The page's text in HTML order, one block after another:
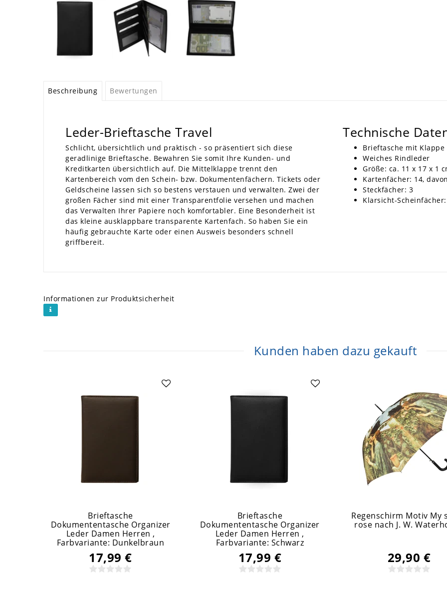
Beschreibung Bewertungen
Leder-Brieftasche Travel
Schlicht, übersichtlich und praktisch - so präsentiert sich diese
geradlinige Brieftasche. Bewahren Sie somit Ihre Kunden- und
Kreditkarten übersichtlich auf. Die Mittelklappe trennt den
Kartenbereich vom den Schein- bzw. Dokumentenfächern. Tickets oder
Geldscheine lassen sich so bestens verstauen und verwalten. Zwei der
großen Fächer sind mit einer Transparentfolie versehen und machen
das Verwalten Ihrer Papiere noch komfortabler. Eine Besonderheit ist
das kleine ausklappbare transparente Kartenfach. So haben Sie ein
häufig gebrauchte Karte oder einen Ausweis besonders schnell
griffbereit.
Technische
Brieftasche mit Klappe
Weiches Rindleder
Größe: ca. 11 x 17 x 1
Kartenfächer: 14,
Steckfächer: 3
Klarsicht-
Informationen zur Produktsicherheit
Kunden haben dazu gekauft
Brieftasche
Dokumententasche Organizer
Leder Damen Herren,
Farbvariante: Dunkelbraun
17,99 €
Brieftasche
Dokumententasche Organizer
Leder Damen Herren,
Farbvariante: Schwarz
17,99 €
Regenschirm Motiv My
rose nach J. W.
29,90 €